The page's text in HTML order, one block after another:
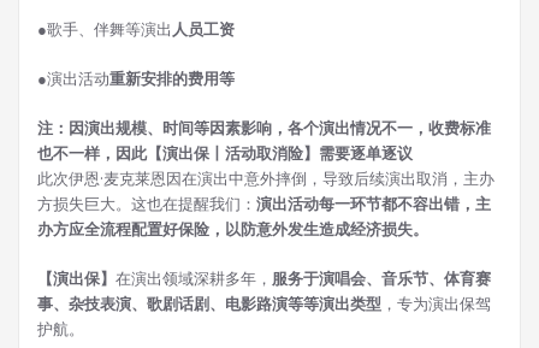
●歌手、伴舞等演出 人员工资
●演出活动重新安排的费用等
注：因演出规模、时间等因素影响，各个演出情况不一，收费标准
也不一样，因此【演出保丨活动取消险】需要逐单逐议
此次伊恩·麦克莱恩因在演出中意外摔倒，导致后续演出取消，主办
方损失巨大。这也在提醒我们： 演出活动每一环节都不容出错，主
办方应全流程配置好保险，以防意外发生造成经济损失。
【演出保】 在演出领域深耕多年， 服务于演唱会、音乐节、体育赛
事、杂技表演、歌剧话剧、电影路演等等演出类型 ，专为演出保驾
护航。